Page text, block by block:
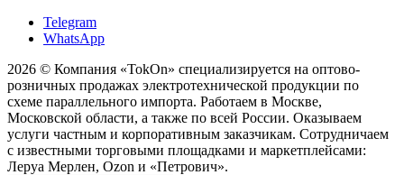
Telegram
WhatsApp
2026 © Компания «TokOn» специализируется на оптово-
розничных продажах электротехнической продукции по
схеме параллельного импорта. Работаем в Москве,
Московской области, а также по всей России. Оказываем
услуги частным и корпоративным заказчикам. Сотрудничаем
с известными торговыми площадками и маркетплейсами:
Леруа Мерлен, Ozon и «Петрович».